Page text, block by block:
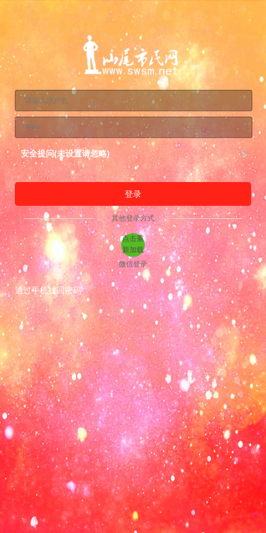
安全提问(未设置请忽略)
登录
其他登录方式
点击重
新加载
微信登录
通过手机找回密码